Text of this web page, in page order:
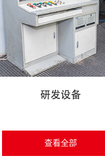
研发设备
查看全部